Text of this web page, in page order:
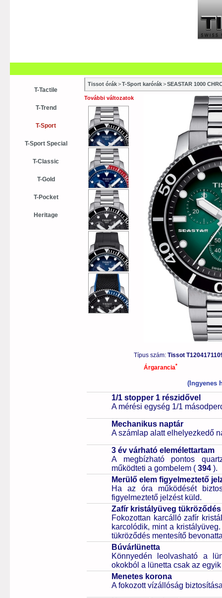
T-Tactile
T-Trend
T-Sport
T-Sport Special
T-Classic
T-Gold
T-Pocket
Heritage
Tissot órák>T-Sport karórák>SEASTAR 1000
További változatok
Típus szám: Tissot
Árgarancia*
(Ingyenes
1/1 stopper 1 részidővel
A mérési egység 1/1
Mechanikus naptár
A számlap alatt elhelyezkedő
3 év várható elemélettartam
A megbízható pontos
működteti a gombelem ( 394 ).
Merülő elem figyelmeztető
Ha az óra működését
figyelmeztető jelzést küld.
Zafír kristályüveg
Fokozottan karcálló zafír
karcolódik, mint a
tükröződés mentesítő
Búvárlünetta
Könnyedén leolvasható a
okokból a lünetta csak az
Menetes korona
A fokozott vízállóság